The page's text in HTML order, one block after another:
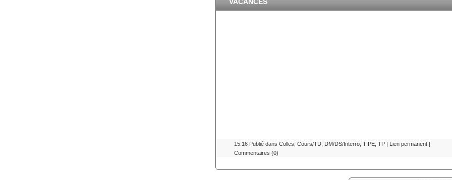
VACANCES
15:16 Publié dans Colles Cours/TD DM/DS/Interro TIPE TP | Lien permanent |
Commentaires (0)